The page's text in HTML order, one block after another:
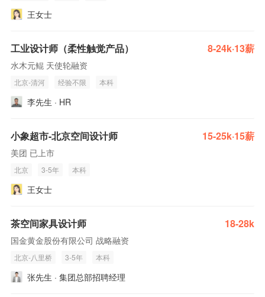
王女士
工业设计师（柔性触觉产品） 8-24k·13薪
水木元鲲 天使轮融资
北京-清河 经验不限 本科
李先生 · HR
小象超市-北京空间设计师 15-25k·15薪
美团 已上市
北京 3-5年 本科
王女士
茶空间家具设计师 18-28k
国金黄金股份有限公司 战略融资
北京-八里桥 3-5年 本科
张先生 · 集团总部招聘经理